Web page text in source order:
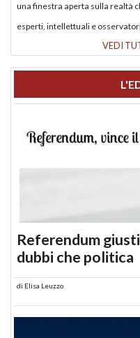
una finestra aperta sulla realtà
esperti, intellettuali e
VEDI
Referendum
dubbi che politica
di Elisa Leuzzo